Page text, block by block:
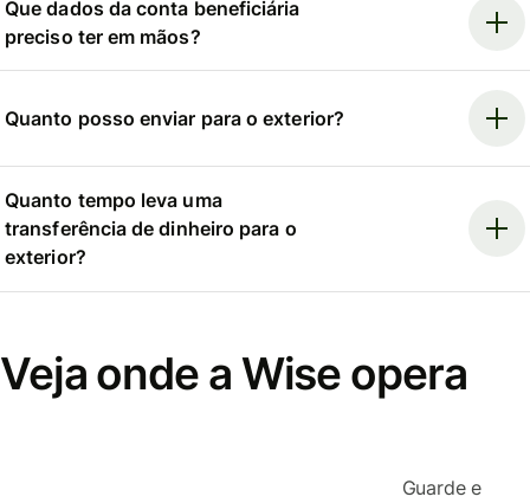
Que dados da conta beneficiária
preciso ter em mãos?
Quanto posso enviar para o exterior?
Quanto tempo leva uma
transferência de dinheiro para o
exterior?
Veja onde a Wise opera
Guarde e